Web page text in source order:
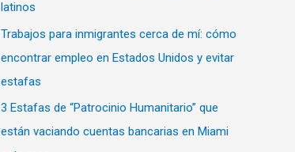
latinos
Trabajos para inmigrantes cerca de mí: cómo
encontrar empleo en Estados Unidos y evitar
estafas
3 Estafas de “Patrocinio Humanitario” que
están vaciando cuentas bancarias en Miami